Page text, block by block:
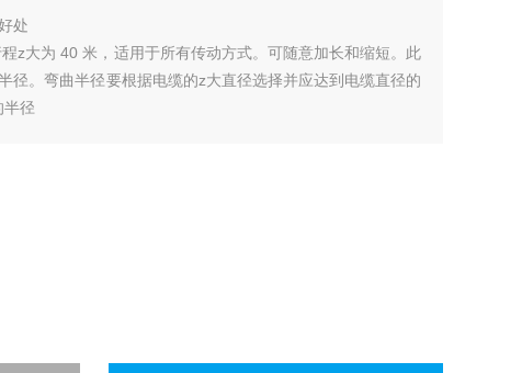
处
z大为 40 米，适用于所有传动方式。可随意加长和缩短。此
径。弯曲半径要根据电缆的z大直径选择并应达到电缆直径的
半径